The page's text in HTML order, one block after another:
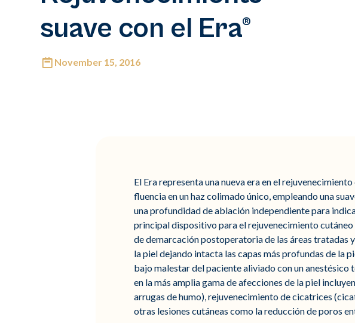
suave con el Era®
November 15, 2016
El Era representa una nueva era en el
fluencia en un haz colimado único, empleando una
una profundidad de ablación independiente para
principal dispositivo para el rejuvenecimiento
de demarcación postoperatoria de las áreas tratadas
la piel dejando intacta las capas más profundas de la
bajo malestar del paciente aliviado con un
en la más amplia gama de afecciones de la piel
arrugas de humo), rejuvenecimiento de cicatrices
otras lesiones cutáneas como la reducción de poros